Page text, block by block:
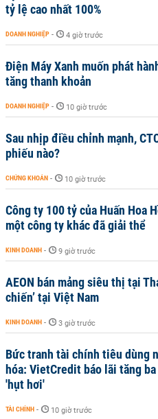
tỷ lệ cao nhất 100%
DOANH NGHIỆP - 4 giờ trước
Điện Máy Xanh muốn phát
tăng thanh khoản
DOANH NGHIỆP - 10 giờ trước
Sau nhịp điều chỉnh mạnh,
phiếu nào?
CHỨNG KHOÁN - 10 giờ trước
Công ty 100 tỷ của Huấn Hoa
một công ty khác đã giải thể
KINH DOANH - 9 giờ trước
AEON bán mảng siêu thị tại
chiến’ tại Việt Nam
KINH DOANH - 3 giờ trước
Bức tranh tài chính tiêu dùng
hóa: VietCredit báo lãi tăng
'hụt hơi'
TÀI CHÍNH - 10 giờ trước